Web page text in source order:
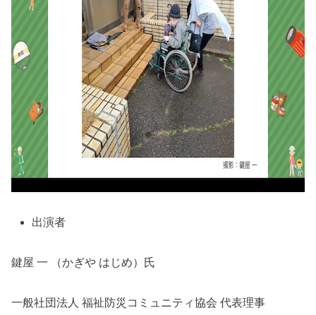
出演者
鍵屋 一 （かぎや はじめ）氏
一般社団法人 福祉防災コミュニティ協会 代表理事